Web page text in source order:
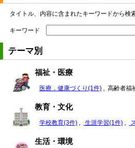
タイトル、内容に含まれたキーワードから検
キーワード
テーマ別
福祉・医療
医療，健康づくり(1件) , 高齢者福
教育・文化
学校教育(3件) , 生涯学習(1件) ,
生活・環境